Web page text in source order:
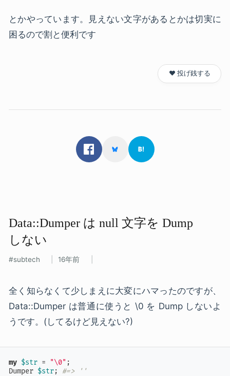
とかやっています。見えない文字があるとかは切実に
困るので割と便利です
❤️ 投げ銭する
Data::Dumper は​ null 文字を​ Dump
しない
subtech 16年前
全く知らなくて少しまえに大変にハマったのですが、
Data::Dumper は普通に使うと \0 を Dump しないよ
うです。(してるけど見えない?)
my $str = "\0" ;
Dumper $str; #=> ''